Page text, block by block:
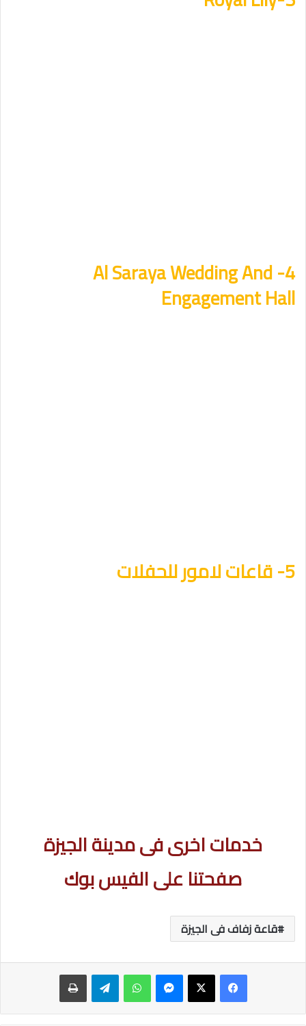
4- Al Saraya Wedding And
Engagement Hall
5- قاعات لامور للحفلات
خدمات اخرى فى مدينة الجيزة
صفحتنا على الفيس بوك
قاعة زفاف فى الجيزة
ماسنجر واتساب تيلقرام طباعة